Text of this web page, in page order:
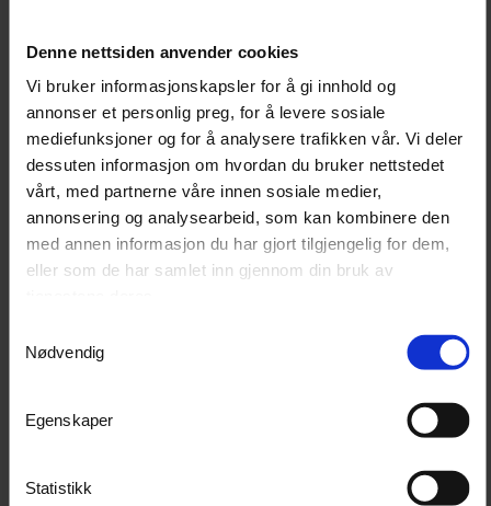
Denne nettsiden anvender cookies
Vi bruker informasjonskapsler for å gi innhold og
annonser et personlig preg, for å levere sosiale
mediefunksjoner og for å analysere trafikken vår. Vi deler
dessuten informasjon om hvordan du bruker nettstedet
vårt, med partnerne våre innen sosiale medier,
annonsering og analysearbeid, som kan kombinere den
med annen informasjon du har gjort tilgjengelig for dem,
eller som de har samlet inn gjennom din bruk av
Nødvendig
Egenskaper
Statistikk
garasjeinnredning leveres med 10 års garanti, og
frakt er inkludert.
Rentefri nedbetaling over 12 måneder kan være
tilgjengelig ved kjøp over 20 000 kr.
Egenskaper
Reservedel til Turisimo underskap
Brukes ved utskifting av skadet eller slitt fot
Pulverlakkert overflate i sort og rød
Del av Turisimo modulbasert garasjeinnredning
Utskifting av fot på Turisimo underskap